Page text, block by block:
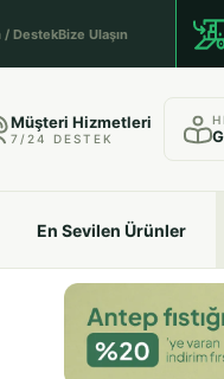
/ DestekBize Ulaşın
Müşteri Hizmetleri
7/24 DESTEK
En Sevilen Ürünler